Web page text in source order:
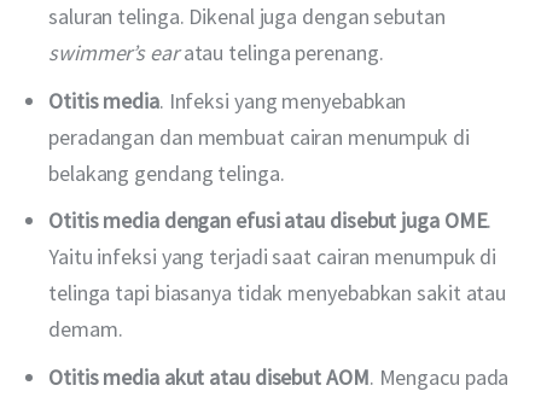
saluran telinga. Dikenal juga dengan sebutan
swimmer’s earatau telinga perenang.
Otitis media. Infeksi yang menyebabkan
peradangan dan membuat cairan menumpuk di
belakang gendang telinga.
Otitis media dengan efusi atau disebut juga OME.
Yaitu infeksi yang terjadi saat cairan menumpuk di
telinga tapi biasanya tidak menyebabkan sakit atau
demam.
Otitis media akut atau disebut AOM. Mengacu pada